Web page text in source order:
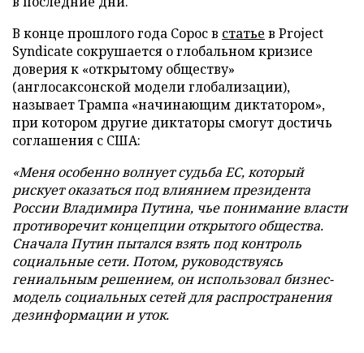
В конце прошлого года Сорос в статье в Project
Syndicate сокрушается о глобальном кризисе
доверия к «открытому обществу»
(англосаксонской модели глобализации),
называет Трампа «начинающим диктатором»,
при котором другие диктаторы смогут достичь
соглашения с США:
«Меня особенно волнует судьба ЕС, который
рискует оказаться под влиянием президента
России Владимира Путина, чье понимание власти
противоречит концепции открытого общества.
Сначала Путин пытался взять под контроль
социальные сети. Потом, руководствуясь
гениальным решением, он использовал бизнес-
модель социальных сетей для распространения
дезинформации и уток.